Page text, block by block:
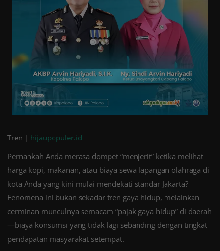
Tren | hijaupopuler.id
Pernahkah Anda merasa dompet “menjerit” ketika melihat
harga kopi, makanan, atau biaya sewa lapangan olahraga di
kota Anda yang kini mulai mendekati standar Jakarta?
Fenomena ini bukan sekadar tren gaya hidup, melainkan
cerminan munculnya semacam “pajak gaya hidup” di daerah
—biaya konsumsi yang tidak lagi sebanding dengan tingkat
pendapatan masyarakat setempat.